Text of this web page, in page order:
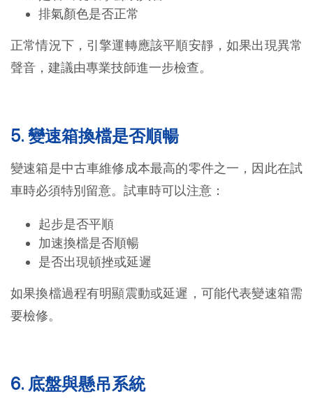
排氣顏色是否正常
正常情況下，引擎運轉應該平順安靜，如果出現異常
聲音，建議由專業技師進一步檢查。
5. 變速箱換檔是否順暢
變速箱是中古車維修成本最高的零件之一，因此在試
車時必須特別留意。試車時可以注意：
起步是否平順
加速換檔是否順暢
是否出現頓挫或延遲
如果換檔過程有明顯震動或延遲，可能代表變速箱需
要檢修。
6. 底盤與懸吊系統